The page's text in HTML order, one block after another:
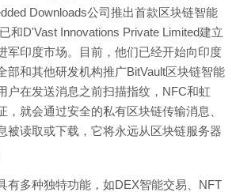
Downloads公司推出首款区块链智能
和D'Vast Innovations Private Limited建立
军印度市场。目前，他们已经开始向印度
部和其他研发机构推广BitVault区块链智能
户在发送消息之前扫描指纹，NFC和虹
，就会通过安全的私有区块链传输消息、
被读取或下载，它将永远从区块链服务器
有多种独特功能，如DEX智能交易、NFT